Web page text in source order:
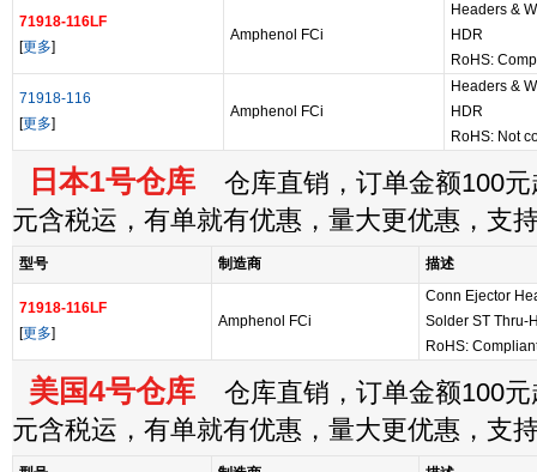
71918-116LF
[更多]
Amphenol FCi
Headers &
HDR
RoHS:
71918-116
[更多]
Amphenol FCi
Headers &
HDR
RoHS: Not
日本1号仓库 仓库直销，订单金额100元
元含税运，有单就有优惠，量大更优惠，支
型号 制造商 描述
71918-116LF
[更多]
Amphenol FCi
Conn Ejector
Solder ST Thru-
RoHS:
美国4号仓库 仓库直销，订单金额100元
元含税运，有单就有优惠，量大更优惠，支